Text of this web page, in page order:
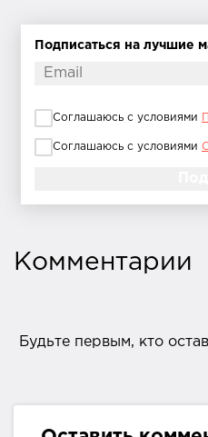
Подписаться на лучшие
Соглашаюсь с условиями
Соглашаюсь с условиями
Комментарии
Будьте первым, кто